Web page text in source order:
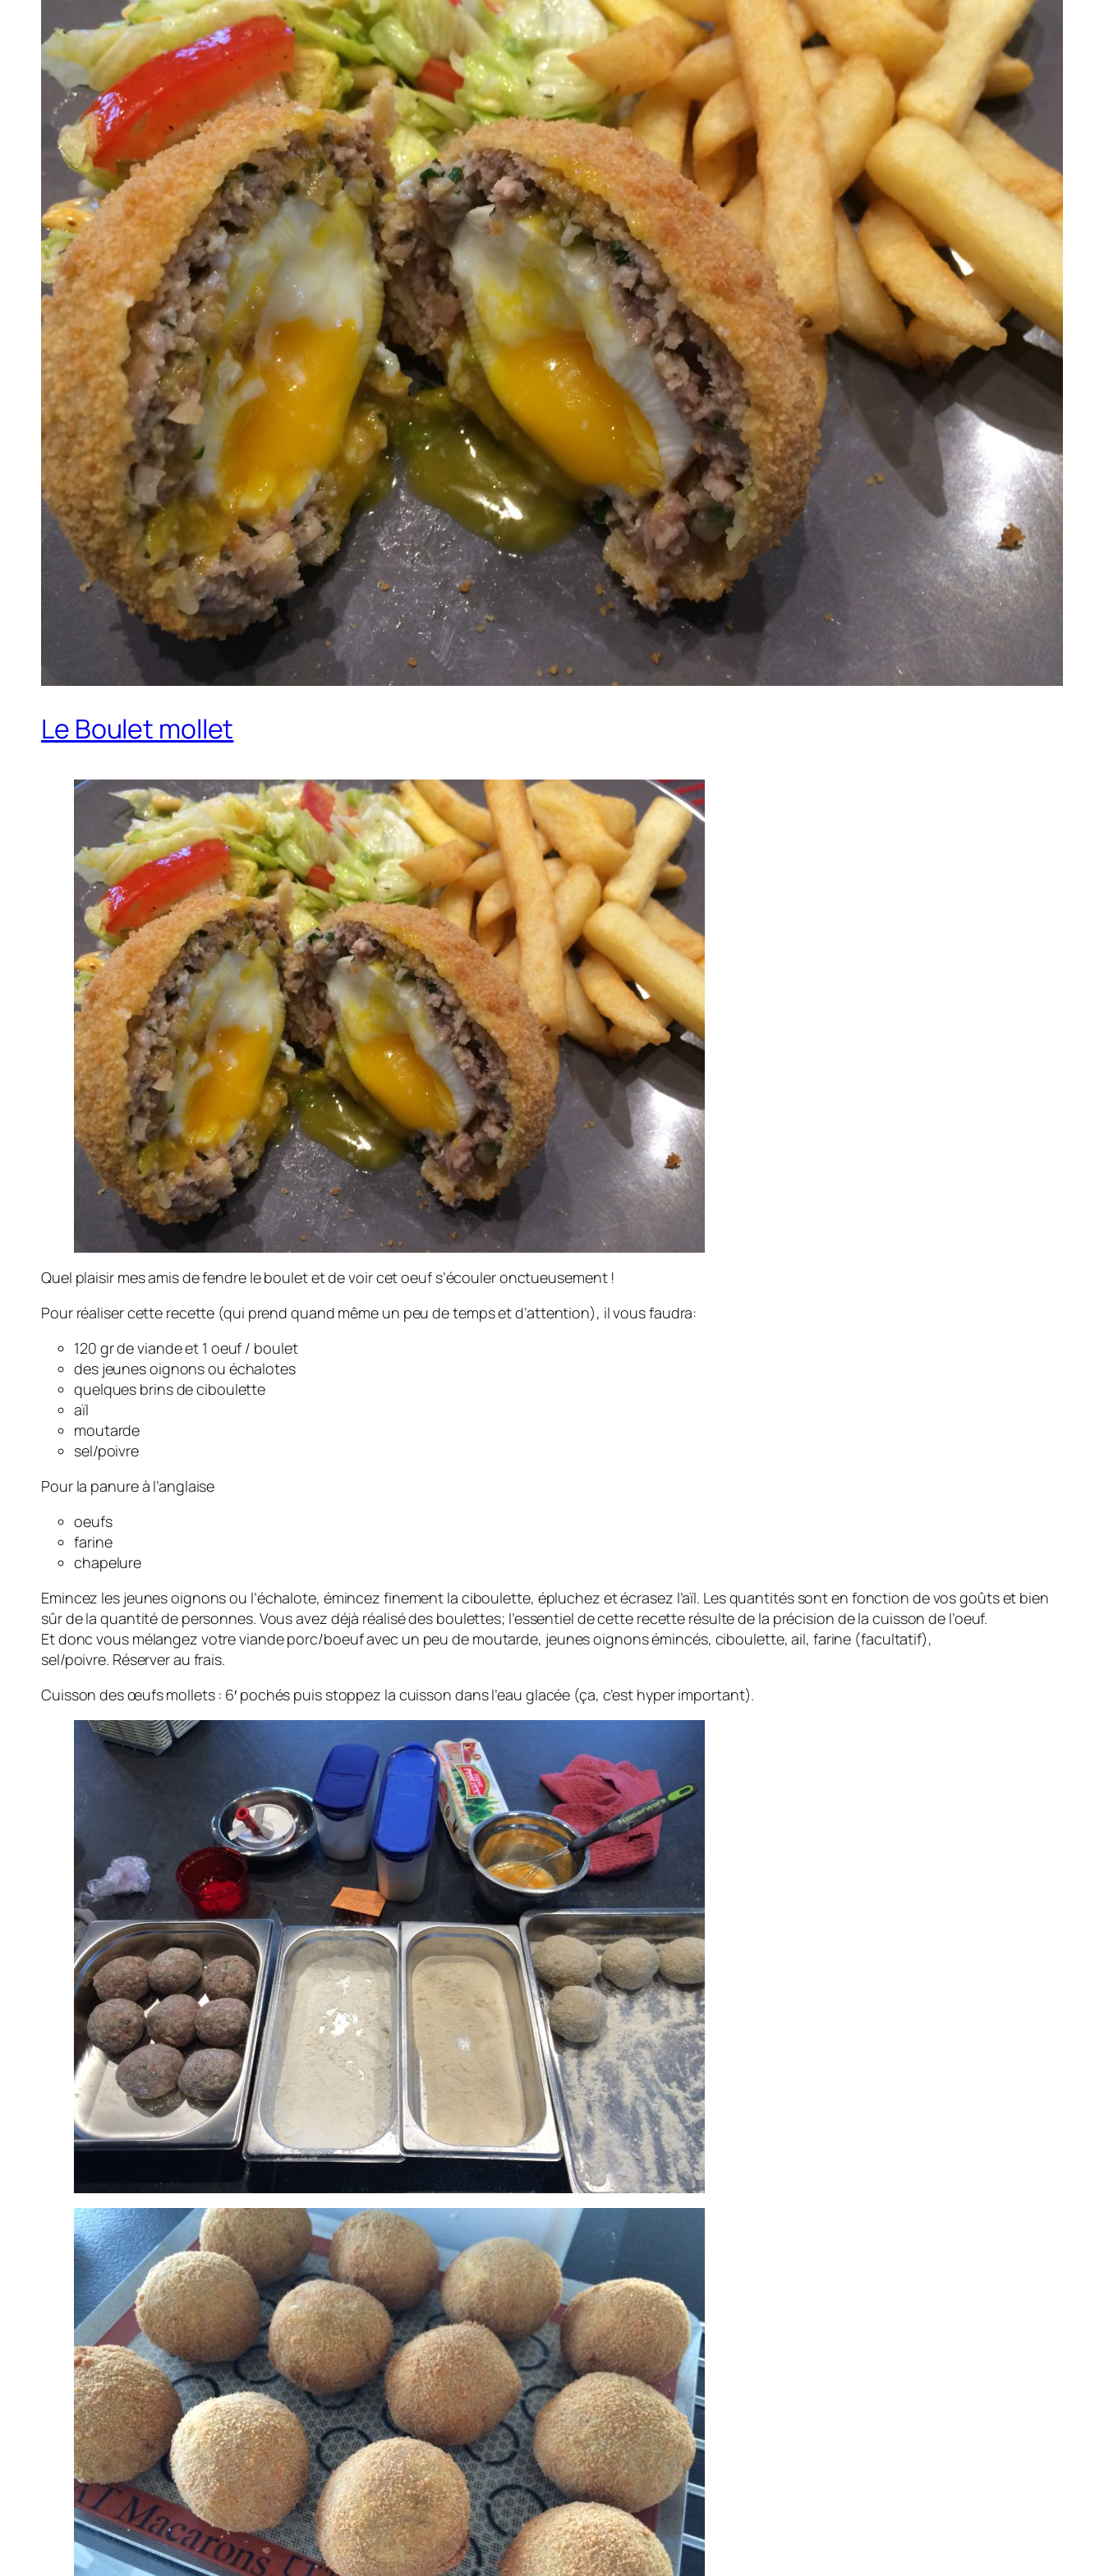
Le Boulet mollet
Quel plaisir mes amis de fendre le boulet et de voir cet oeuf s’écouler onctueusement !
Pour réaliser cette recette (qui prend quand même un peu de temps et d’attention), il vous faudra:
120 gr de viande et 1 oeuf / boulet
des jeunes oignons ou échalotes
quelques brins de ciboulette
aïl
moutarde
sel/poivre
Pour la panure à l’anglaise
oeufs
farine
chapelure
Emincez les jeunes oignons ou l’échalote, émincez finement la ciboulette, épluchez et écrasez l’aïl. Les quantités sont en fonction de vos goûts et bien
sûr de la quantité de personnes. Vous avez déjà réalisé des boulettes; l’essentiel de cette recette résulte de la précision de la cuisson de l’oeuf.
Et donc vous mélangez votre viande porc/boeuf avec un peu de moutarde, jeunes oignons émincés, ciboulette, ail, farine (facultatif),
sel/poivre. Réserver au frais.
Cuisson des œufs mollets : 6′ pochés puis stoppez la cuisson dans l’eau glacée (ça, c’est hyper important).